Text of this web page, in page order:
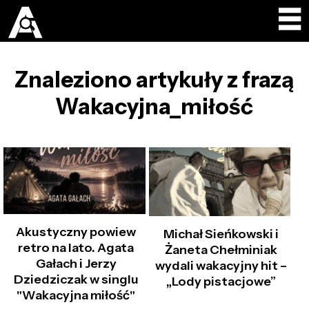
Znaleziono artykuły z frazą
Wakacyjna_miłość
Akustyczny powiew
retro na lato. Agata
Gałach i Jerzy
Dziedziczak w singlu
"Wakacyjna miłość"
Michał Sieńkowski i
Żaneta Chełminiak
wydali wakacyjny hit –
„Lody pistacjowe”